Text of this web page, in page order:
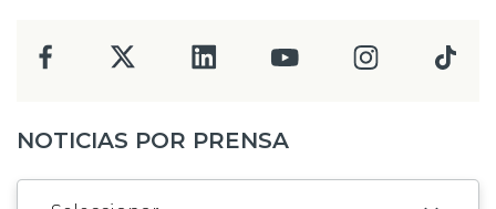
NOTICIAS POR PRENSA